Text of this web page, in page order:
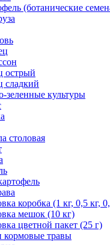
(ботанические
острый
сладкий
зеленные культуры
столовая
коробка (1 кг, 0,5 кг,
мешок (10 кг)
цветной пакет (25 г)
кормовые травы